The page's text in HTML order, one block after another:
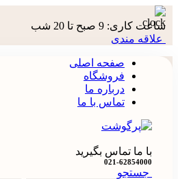
ساعت کاری: 9 صبح تا 20 شب
علاقه مندی
صفحه اصلی
فروشگاه
درباره ما
تماس با ما
با ما تماس بگیرید
021-62854000
جستجو